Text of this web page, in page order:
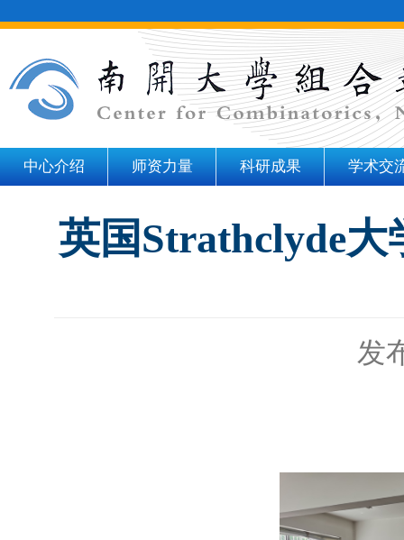
中心介绍 师资力量 科研成果 学术交
英国Strathclyde大
发